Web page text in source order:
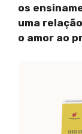
os
uma
o amor ao